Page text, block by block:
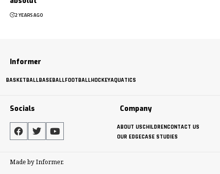
2 YEARS AGO
Informer
BASKETBALLBASEBALLFOOTBALLHOCKEYAQUATICS
Socials Company
ABOUT USCHILDRENCONTACT US
OUR EDGECASE STUDIES
Made by Informer.